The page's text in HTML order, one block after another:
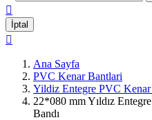

İptal

Ana Sayfa
PVC Kenar Bantlari
Yildiz Entegre PVC
22*080 mm Yıldız
Bandı